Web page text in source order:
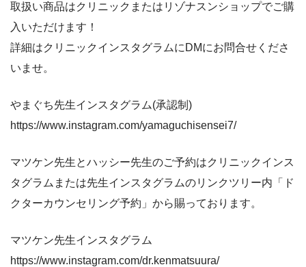
取扱い商品はクリニックまたはリゾナスンショップでご購
入いただけます！
詳細はクリニックインスタグラムにDMにお問合せくださ
いませ。
やまぐち先生インスタグラム(承認制)
https://www.instagram.com/yamaguchisensei7/
マツケン先生とハッシー先生のご予約はクリニックインス
タグラムまたは先生インスタグラムのリンクツリー内「ド
クターカウンセリング予約」から賜っております。
マツケン先生インスタグラム
https://www.instagram.com/dr.kenmatsuura/